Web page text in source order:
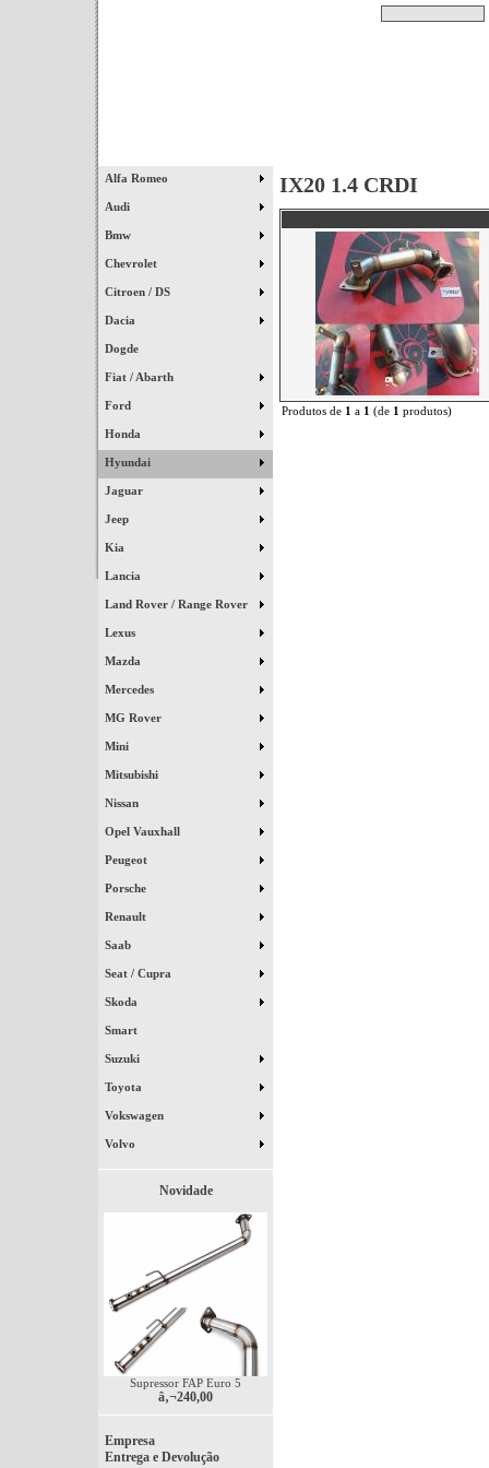
Alfa Romeo
Audi
Bmw
Chevrolet
Citroen / DS
Dacia
Dogde
Fiat / Abarth
Ford
Honda
Hyundai
Jaguar
Jeep
Kia
Lancia
Land Rover / Range Rover
Lexus
Mazda
Mercedes
MG Rover
Mini
Mitsubishi
Nissan
Opel Vauxhall
Peugeot
Porsche
Renault
Saab
Seat / Cupra
Skoda
Smart
Suzuki
Toyota
Vokswagen
Volvo
Novidade
Supressor FAP Euro 5
â‚¬240,00
Empresa
Entrega e Devolução
IX20 1.4 CRDI
Produtos de 1 a 1 (de 1 produtos)